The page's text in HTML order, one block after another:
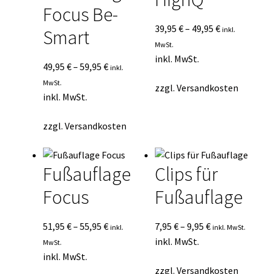
Focus Be-
Smart
49,95 €– 59,95 € inkl.
MwSt.
inkl. MwSt.
zzgl. Versandkosten
39,95€– 49,95€ inkl.
MwSt.
inkl. MwSt.
zzgl.Versandkosten
Fußauflage
Focus
51,95 €– 55,95 € inkl.
MwSt.
inkl. MwSt.
Clips für
Fußauflage
7,95€–9,95€ inkl. MwSt.
inkl. MwSt.
zzgl.Versandkosten